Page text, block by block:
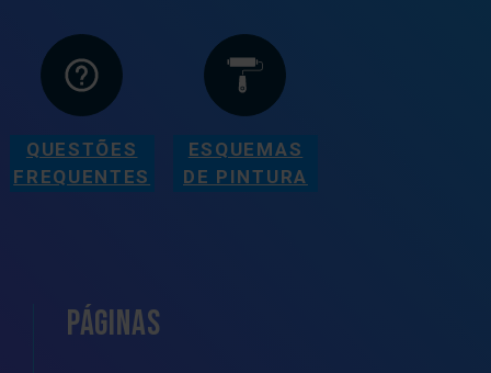
QUESTÕES
FREQUENTES
ESQUEMAS
DE PINTURA
PÁGINAS